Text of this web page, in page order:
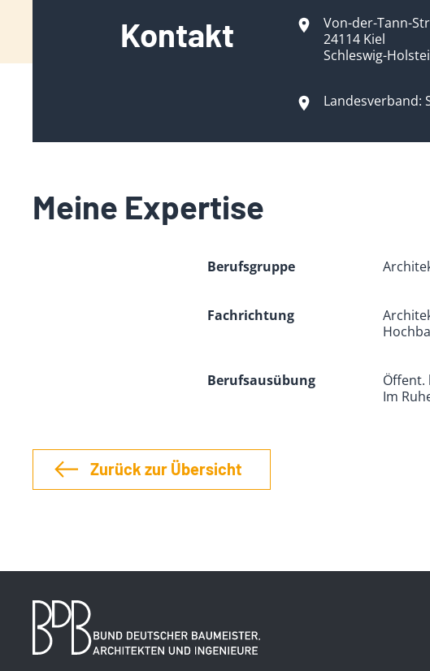
Kontakt
Von-der-Tann-
24114 Kiel
Schleswig-
Landesverband:
Meine Expertise
Berufsgruppe
Fachrichtung
Berufsausübung
Öffent.
Im
Zurück zur Übersicht